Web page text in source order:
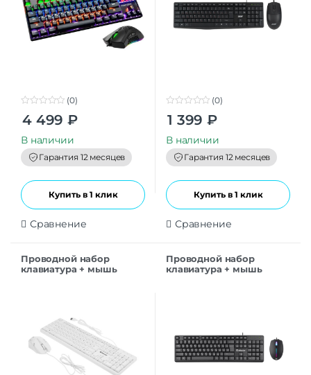
o
t
o
f
5
(0)
4 499 ₽
В наличии
Гарантия 12 месяцев
Купить в 1 клик
Сравнение
t
o
f
5
(0)
1 399 ₽
В наличии
Гарантия 12 месяцев
Купить в 1 клик
Сравнение
Проводной набор
клавиатура + мышь
Проводной набор
клавиатура + мышь